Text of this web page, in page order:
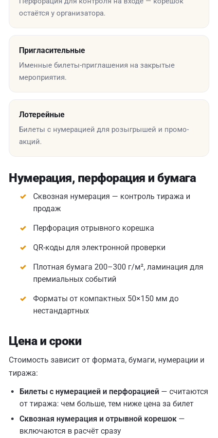
остаётся у организатора.
Пригласительные
Именные билеты-приглашения на закрытые
мероприятия.
Лотерейные
Билеты с нумерацией для розыгрышей и промо-
акций.
Нумерация, перфорация и бумага
Сквозная нумерация — контроль тиража и
продаж
Перфорация отрывного корешка
QR-коды для электронной проверки
Плотная бумага 200–300 г/м², ламинация для
премиальных событий
Форматы от компактных 50×150 мм до
нестандартных
Цена и сроки
Стоимость зависит от формата, бумаги, нумерации и
тиража:
Билеты с нумерацией и перфорацией — считаются
от тиража: чем больше, тем ниже цена за билет
Сквозная нумерация и отрывной корешок —
включаются в расчёт сразу